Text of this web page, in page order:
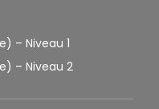
– Niveau 1
– Niveau 2